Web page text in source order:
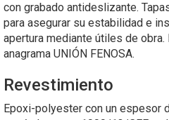
con grabado antideslizante.
para asegurar su estabilidad e
apertura mediante útiles de
anagrama UNIÓN FENOSA.
Revestimiento
Epoxi-polyester con un espesor